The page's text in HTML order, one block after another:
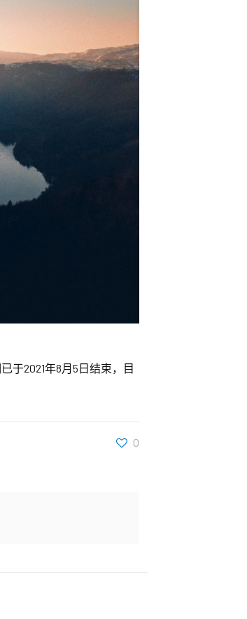
于2021年8月5日结束，目
0